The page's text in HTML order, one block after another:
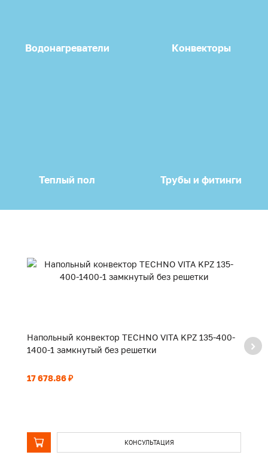
Водонагреватели Конвекторы
Теплый пол Трубы и фитинги
Напольный конвектор TECHNO VITA KPZ 135-400-
1400-1 замкнутый без решетки
17 678.86 ₽
КОНСУЛЬТАЦИЯ